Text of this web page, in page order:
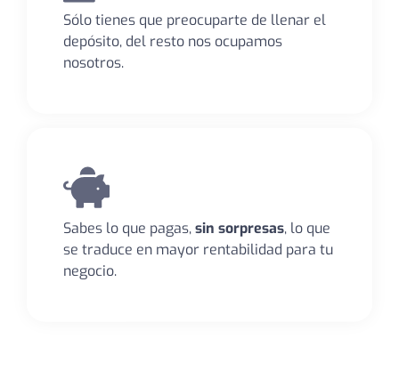
Sólo tienes que preocuparte de llenar el
depósito, del resto nos ocupamos
nosotros.
Sabes lo que pagas,sin sorpresas, lo que
se traduce en mayor rentabilidad para tu
negocio.